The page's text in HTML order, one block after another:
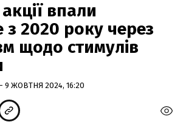
впали
з 2020 року через
щодо стимулів
9 ЖОВТНЯ 2024, 16:20